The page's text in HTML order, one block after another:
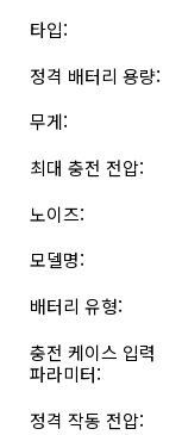
타입:
정격 배터리 용량:
무게:
최대 충전 전압:
노이즈:
모델명:
배터리 유형:
충전 케이스 입력
파라미터:
정격 작동 전압: